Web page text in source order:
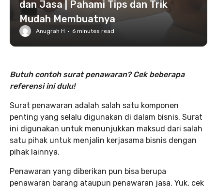
dan Jasa | Pahami Tips dan Trik
Mudah Membuatnya
Anugrah H · 6 minutes read
Butuh contoh surat penawaran? Cek beberapa
referensi ini dulu!
Surat penawaran adalah salah satu komponen
penting yang selalu digunakan di dalam bisnis. Surat
ini digunakan untuk menunjukkan maksud dari salah
satu pihak untuk menjalin kerjasama bisnis dengan
pihak lainnya.
Penawaran yang diberikan pun bisa berupa
penawaran barang ataupun penawaran jasa. Yuk, cek